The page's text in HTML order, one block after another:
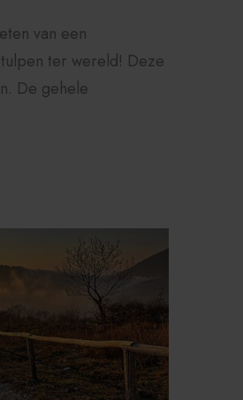
van een
ter wereld! Deze
De gehele